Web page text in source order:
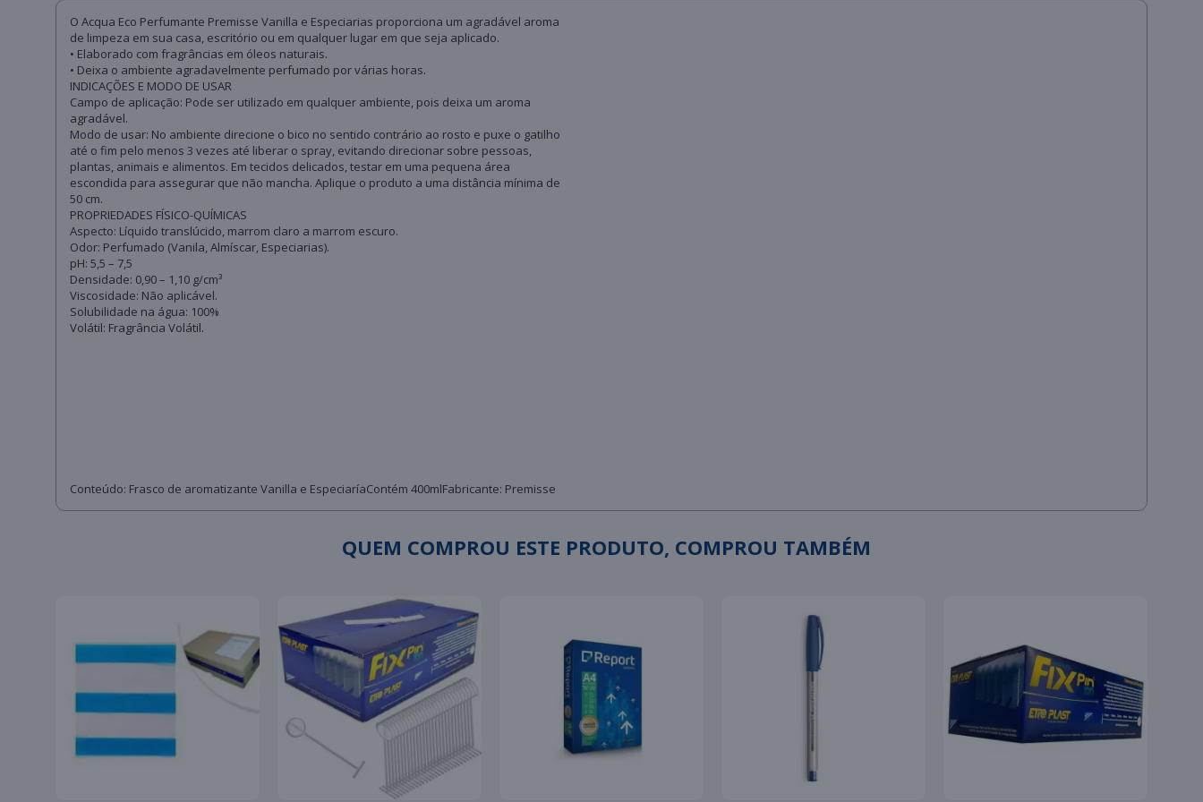
O Acqua Eco Perfumante Premisse Vanilla e Especiarias proporciona um agradável aroma
de limpeza em sua casa, escritório ou em qualquer lugar em que seja aplicado.
• Elaborado com fragrâncias em óleos naturais.
• Deixa o ambiente agradavelmente perfumado por várias horas.
INDICAÇÕES E MODO DE USAR
Campo de aplicação: Pode ser utilizado em qualquer ambiente, pois deixa um aroma
agradável.
Modo de usar: No ambiente direcione o bico no sentido contrário ao rosto e puxe o gatilho
até o fim pelo menos 3 vezes até liberar o spray, evitando direcionar sobre pessoas,
plantas, animais e alimentos. Em tecidos delicados, testar em uma pequena área
escondida para assegurar que não mancha. Aplique o produto a uma distância mínima de
50 cm.
PROPRIEDADES FÍSICO-QUÍMICAS
Aspecto: Líquido translúcido, marrom claro a marrom escuro.
Odor: Perfumado (Vanila, Almíscar, Especiarias).
pH: 5,5 – 7,5
Densidade: 0,90 – 1,10 g/cm³
Viscosidade: Não aplicável.
Solubilidade na água: 100%
Volátil: Fragrância Volátil.
Conteúdo: Frasco de aromatizante Vanilla e EspeciaríaContém 400mlFabricante: Premisse
QUEM COMPROU ESTE PRODUTO, COMPROU TAMBÉM